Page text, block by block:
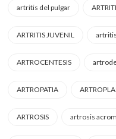
artritis del pulgar
ARTRITIS JUVENIL
ARTROCENTESIS
ARTROPATIA
ARTROSIS artrosis